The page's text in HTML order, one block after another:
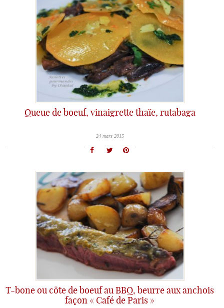
Queue de boeuf, vinaigrette thaïe, rutabaga
24 mars 2015
T-bone ou côte de boeuf au BBQ, beurre aux anchois
façon « Café de Paris »